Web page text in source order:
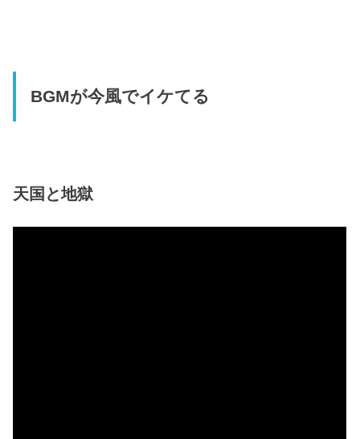
BGMが今風でイケてる
天国と地獄